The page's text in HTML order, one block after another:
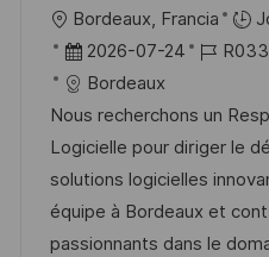
c
a
n
U
b
c
a
c
i
ó
Bordeaux, Francia
F
e
c
h
a
d
e
2026-07-24
I
d
e
e
m
p
Bordeaux
Nous recherchons un
Logicielle pour diriger le
solutions logicielles
équipe à Bordeaux et
passionnants dans le